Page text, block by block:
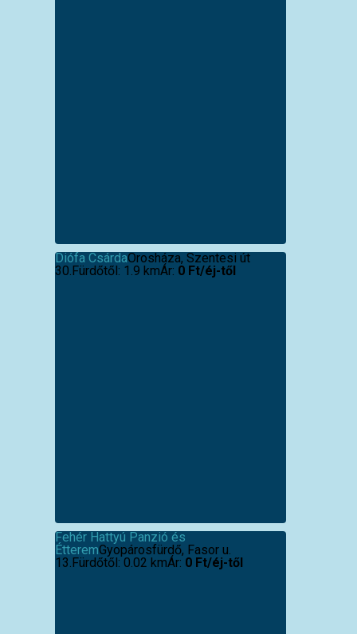
Diófa CsárdaOrosháza, Szentesi út
30.Fürdőtől: 1.9 kmÁr: 0 Ft/éj-től
Fehér Hattyú Panzió és
ÉtteremGyopárosfürdő, Fasor u.
13.Fürdőtől: 0.02 kmÁr: 0 Ft/éj-től